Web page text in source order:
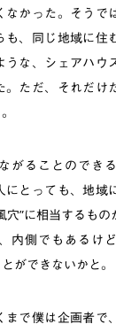
なかった。そうで
も、同じ地域に住
な、シェアハウ
。ただ、それだけ
がることのでき
にとっても、地域
穴”に相当するもの
内側でもあるけ
ができないかと。
まで僕は企画者で